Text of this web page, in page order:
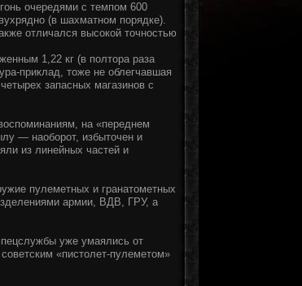
очередями с темпом 600
(в шахматном порядке).
отличался высокой точностью
1,22 кг (в полтора раза
приклад, тоже не облегчавшая
запасных магазинов с
на «переднем
— наоборот, избыточен и
из линейных частей и
пулеметных и гранатометных
армии, ВДВ, ГРУ, а
уже умаялись от
«пистолет-пулеметом»